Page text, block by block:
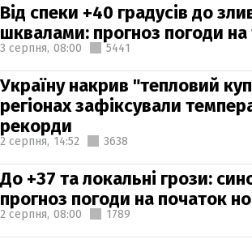
Від спеки +40 градусів до
шквалами: прогноз погоди
3 серпня, 08:00 5441
Україну накрив "тепловий
регіонах зафіксували
рекорди
2 серпня, 14:52 3638
До +37 та локальні грози:
прогноз погоди на початок
2 серпня, 08:00 1789